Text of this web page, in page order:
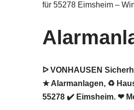
für 55278 Eimsheim –
ᐅ VONHAUSEN
★ Alarmanlagen, ♻
55278 ✔️ Eimsheim. ❤